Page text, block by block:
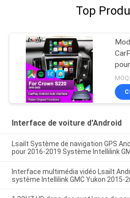
Top
de
Interface de voiture d'Android
Lsailt Système de navigation GPS
pour 2016-2019 Système Intellilink
Interface multimédia vidéo Lsailt
système Intellilink GMC Yukon 2015-